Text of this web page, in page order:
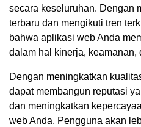
secara keseluruhan. Dengan
terbaru dan mengikuti tren
bahwa aplikasi web Anda
dalam hal kinerja,
Dengan meningkatkan
dapat membangun reputasi
dan meningkatkan
web Anda. Pengguna akan